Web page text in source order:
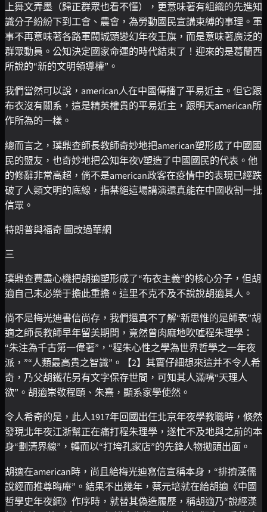
上舞文弄墨（歸正群眾也看不懂），更意味著有組織的先進知
識分子紛紛下到工會、農會，為勞動國民宣講束縛的事理。軍
事不再意味著各路軍閥城頭變幻年夜王旗，而是意味著廣泛的
群眾動員。公知決定國家命運的時代結束了！迎來的是葛蘭西
所說的“新的文明領導權”。
我們當然可以說，american人在中國傳播了平易近主。但它跟
布衣沒有關系，這是精英權貴的平易近主，跟明天american所
作所為的一樣。
總而言之，璞鼎查師長教師奇妙地把american塑形成了中國國
民的盟友，也奇妙地把公知年夜V塑造了中國國民的代表。他
的修辭非常高超，倘不是american政客在疫情中的表現已經跌
破了人類文明的底線，指禁絕這場講演還真能在中國收割一批
信眾。
特朗普與福奇 圖改過華網
三
璞鼎查費盡心機把胡適塑形成了“布衣主義”的核心分子，但胡
適自己未必樂于擔此重擔。這里不克不及不說說胡適其人。
倘不是梅光迪書信尚存，我們還真不了解“新思惟的是師表”胡
適之師長教師早年留美期間，竟然曾肉麻地吹噓程朱理學：
“朱注為千古第一偉著”，“程朱心性之學為世界哲學之一年夜
派，”“人類最高貴之智識”。【2】其實仔細想來這并不令人希
奇，乃父胡鐵花另有文字保存世間，可知其人滿嘴“天理人
欲”。胡適崇敬程頤、朱熹，顯系家學使然。
令人希奇的是，此人1917年回國出任北京年夜學教職時，倏然
發現北年夜江浙幫正在痛打程朱理學，遂忙不及地與之前的本
身“劃清界線”，轉而以“打垮孔家店”的先鋒人物拋頭出面。
胡適在american時，尚且給梅光迪寫信宣稱本身，“排擠漢儒
說經而推尊晦庵”。結果不出幾年，蔡元培就在給胡適《中國
哲學史年夜綱》作序時，就替其偽造履歷，稱胡適乃“說經漢